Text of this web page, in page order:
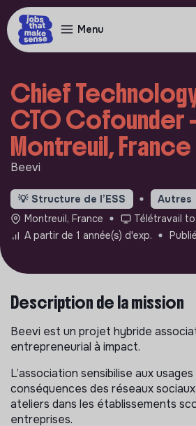
Menu
Chief
CTO Cofounder
Montreuil, France
Beevi
💡 Structure de l’ESS
Autres
Montreuil, France
Télétravail
A partir de 1 année(s) d'exp.
Description de la mission
Beevi est un projet hybride
entrepreneurial à impact.
L’association sensibilise aux
conséquences des réseaux
ateliers dans les établissements
entreprises.